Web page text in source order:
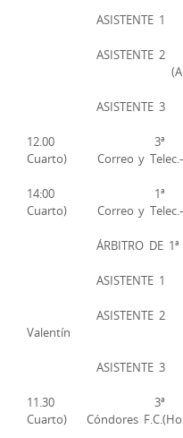
ASISTENTE
ASISTENTE 2 :
(Arb3ra)
ASISTENTE 3
12.00 3ª
Cuarto) Correo y Telec.–
14:00 1ª
Cuarto) Correo y Telec.–
ÁRBITRO DE 1ª
ASISTENTE 1 :
ASISTENTE 2 :
Valentín
ASISTENTE 3 :
11.30 3ª
Cuarto) Cóndores